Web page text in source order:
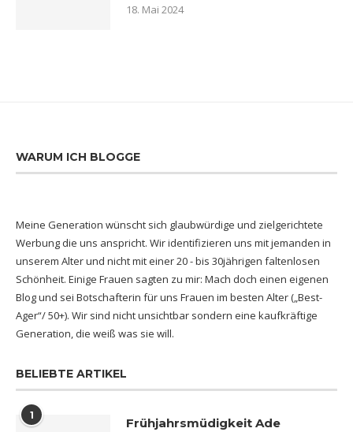
18. Mai 2024
WARUM ICH BLOGGE
Meine Generation wünscht sich glaubwürdige und zielgerichtete
Werbung die uns anspricht. Wir identifizieren uns mit jemanden in
unserem Alter und nicht mit einer 20 - bis 30jährigen faltenlosen
Schönheit. Einige Frauen sagten zu mir: Mach doch einen eigenen
Blog und sei Botschafterin für uns Frauen im besten Alter („Best-
Ager“/ 50+). Wir sind nicht unsichtbar sondern eine kaufkräftige
Generation, die weiß was sie will.
BELIEBTE ARTIKEL
1 Frühjahrsmüdigkeit Ade